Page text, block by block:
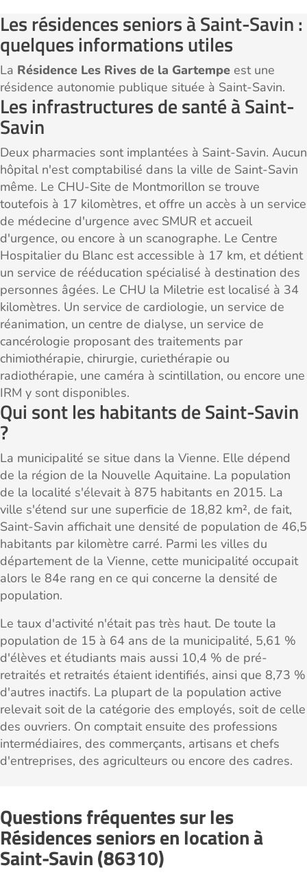
Les résidences seniors à Saint-Savin :
quelques informations utiles
La Résidence Les Rives de la Gartempe est une
résidence autonomie publique située à Saint-Savin.
Les infrastructures de santé à Saint-
Savin
Deux pharmacies sont implantées à Saint-Savin. Aucun
hôpital n'est comptabilisé dans la ville de Saint-Savin
même. Le CHU-Site de Montmorillon se trouve
toutefois à 17 kilomètres, et offre un accès à un service
de médecine d'urgence avec SMUR et accueil
d'urgence, ou encore à un scanographe. Le Centre
Hospitalier du Blanc est accessible à 17 km, et détient
un service de rééducation spécialisé à destination des
personnes âgées. Le CHU la Miletrie est localisé à 34
kilomètres. Un service de cardiologie, un service de
réanimation, un centre de dialyse, un service de
cancérologie proposant des traitements par
chimiothérapie, chirurgie, curiethérapie ou
radiothérapie, une caméra à scintillation, ou encore une
IRM y sont disponibles.
Qui sont les habitants de Saint-Savin
?
La municipalité se situe dans la Vienne. Elle dépend
de la région de la Nouvelle Aquitaine. La population
de la localité s'élevait à 875 habitants en 2015. La
ville s'étend sur une superficie de 18,82 km², de fait,
Saint-Savin affichait une densité de population de 46,5
habitants par kilomètre carré. Parmi les villes du
département de la Vienne, cette municipalité occupait
alors le 84e rang en ce qui concerne la densité de
population.
Le taux d'activité n'était pas très haut. De toute la
population de 15 à 64 ans de la municipalité, 5,61 %
d'élèves et étudiants mais aussi 10,4 % de pré-
retraités et retraités étaient identifiés, ainsi que 8,73 %
d'autres inactifs. La plupart de la population active
relevait soit de la catégorie des employés, soit de celle
des ouvriers. On comptait ensuite des professions
intermédiaires, des commerçants, artisans et chefs
d'entreprises, des agriculteurs ou encore des cadres.
Questions fréquentes sur les
Résidences seniors en location à
Saint-Savin (86310)